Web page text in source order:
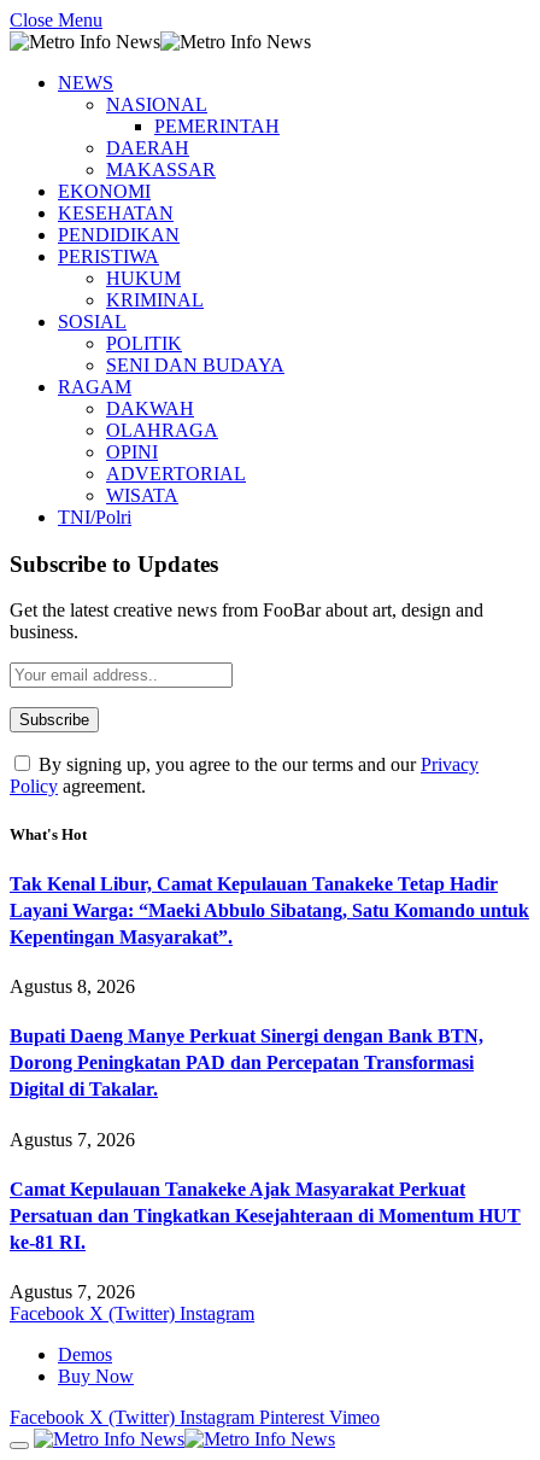
Close Menu
NEWS
NASIONAL
PEMERINTAH
DAERAH
MAKASSAR
EKONOMI
KESEHATAN
PENDIDIKAN
PERISTIWA
HUKUM
KRIMINAL
SOSIAL
POLITIK
SENI DAN BUDAYA
RAGAM
DAKWAH
OLAHRAGA
OPINI
ADVERTORIAL
WISATA
TNI/Polri
Subscribe to Updates
Get the latest creative news from FooBar about art, design and
business.
By signing up, you agree to the our terms and ourPrivacy
Policy agreement.
What's Hot
Tak Kenal Libur, Camat Kepulauan Tanakeke Tetap Hadir
Layani Warga: “Maeki Abbulo Sibatang, Satu Komando untuk
Kepentingan Masyarakat”.
Agustus 8, 2026
Bupati Daeng Manye Perkuat Sinergi dengan Bank BTN,
Dorong Peningkatan PAD dan Percepatan Transformasi
Digital di Takalar.
Agustus 7, 2026
Camat Kepulauan Tanakeke Ajak Masyarakat Perkuat
Persatuan dan Tingkatkan Kesejahteraan di Momentum HUT
ke-81 RI.
Agustus 7, 2026
Facebook X (Twitter) Instagram
Demos
Buy Now
Facebook X (Twitter) Instagram Pinterest Vimeo